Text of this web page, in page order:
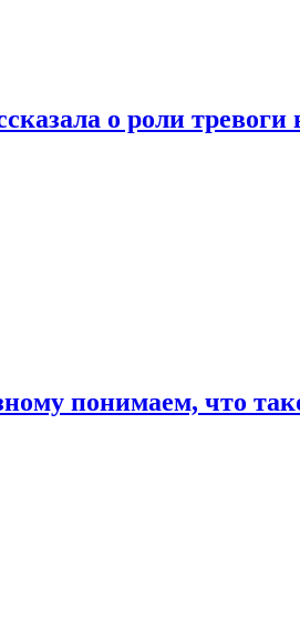
о роли тревоги
понимаем, что